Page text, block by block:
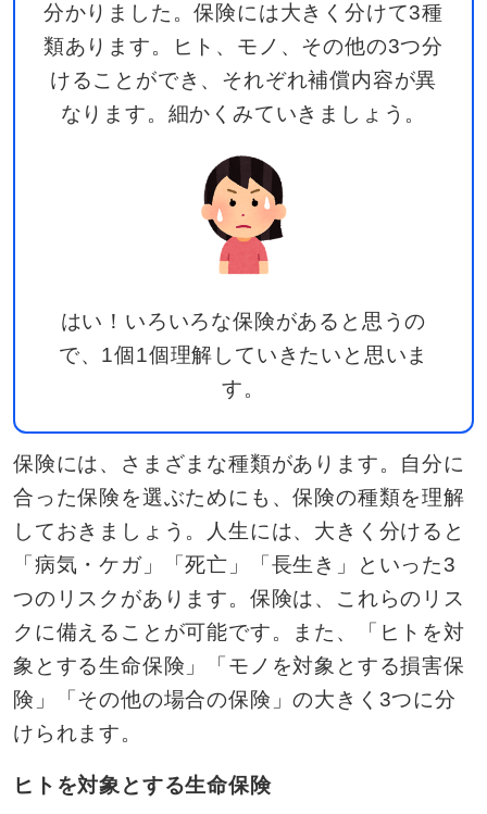
分かりました。保険には大きく分けて3種
類あります。ヒト、モノ、その他の3つ分
けることができ、それぞれ補償内容が異
なります。細かくみていきましょう。
はい！いろいろな保険があると思うの
で、1個1個理解していきたいと思いま
す。
保険には、さまざまな種類があります。自分に
合った保険を選ぶためにも、保険の種類を理解
しておきましょう。人生には、大きく分けると
「病気・ケガ」「死亡」「長生き」といった3
つのリスクがあります。保険は、これらのリス
クに備えることが可能です。また、「ヒトを対
象とする生命保険」「モノを対象とする損害保
険」「その他の場合の保険」の大きく3つに分
けられます。
ヒトを対象とする生命保険